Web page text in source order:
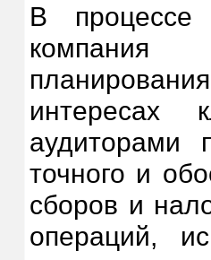
В процессе
компания
интересах
аудиторами
точного и
сборов и
операций,